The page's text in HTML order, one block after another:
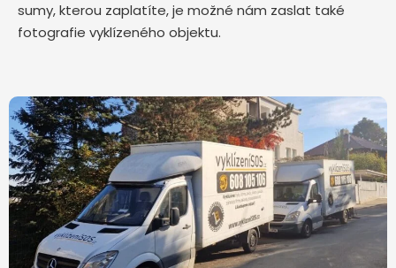
sumy, kterou zaplatíte, je možné nám zaslat také
fotografie vyklízeného objektu.